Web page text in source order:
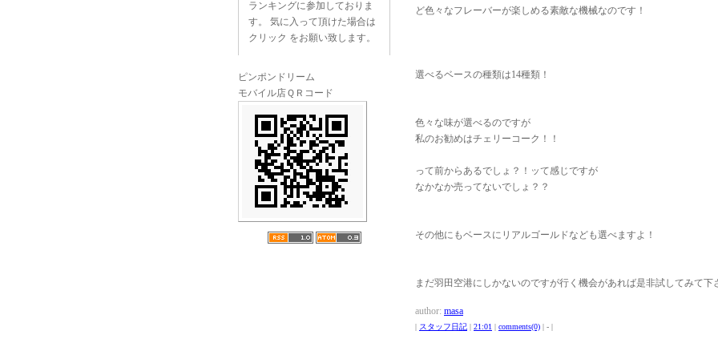
ランキングに参加しておりま
す。 気に入って頂けた場合は
クリック をお願い致します。
ピンポンドリーム
モバイル店ＱＲコード
ど色々なフレーバーが楽しめる素敵な機械なのです！
選べるベースの種類は14種類！
色々な味が選べるのですが
私のお勧めはチェリーコーク！！
って前からあるでしょ？！ッて感じですが
なかなか売ってないでしょ？？
その他にもベースにリアルゴールドなども選べますよ！
まだ羽田空港にしかないのですが行く機会があれば是非試してみて下
author: masa
| スタッフ日記 | 21:01 | comments(0) | - |